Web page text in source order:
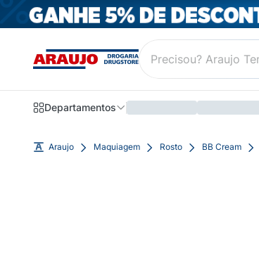
Departamentos
Araujo Maquiagem Rosto BB Cream